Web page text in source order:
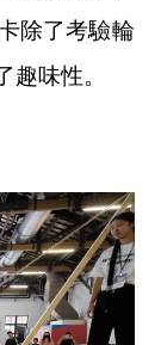
除了考驗輪
味性。